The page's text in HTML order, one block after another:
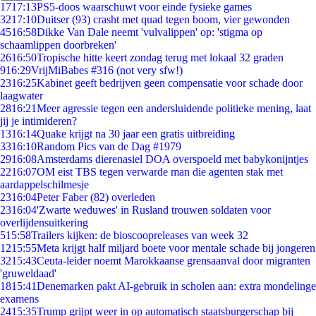
1717:13PS5-doos waarschuwt voor einde fysieke games
3217:10Duitser (93) crasht met quad tegen boom, vier gewonden
4516:58Dikke Van Dale neemt 'vulvalippen' op: 'stigma op
schaamlippen doorbreken'
2616:50Tropische hitte keert zondag terug met lokaal 32 graden
916:29VrijMiBabes #316 (not very sfw!)
2316:25Kabinet geeft bedrijven geen compensatie voor schade door
laagwater
2816:21Meer agressie tegen een andersluidende politieke mening, laat
jij je intimideren?
1316:14Quake krijgt na 30 jaar een gratis uitbreiding
3316:10Random Pics van de Dag #1979
2916:08Amsterdams dierenasiel DOA overspoeld met babykonijntjes
2216:07OM eist TBS tegen verwarde man die agenten stak met
aardappelschilmesje
2316:04Peter Faber (82) overleden
2316:04'Zwarte weduwes' in Rusland trouwen soldaten voor
overlijdensuitkering
515:58Trailers kijken: de bioscoopreleases van week 32
1215:55Meta krijgt half miljard boete voor mentale schade bij jongeren
3215:43Ceuta-leider noemt Marokkaanse grensaanval door migranten
'gruweldaad'
1815:41Denemarken pakt AI-gebruik in scholen aan: extra mondelinge
examens
2415:35Trump grijpt weer in op automatisch staatsburgerschap bij